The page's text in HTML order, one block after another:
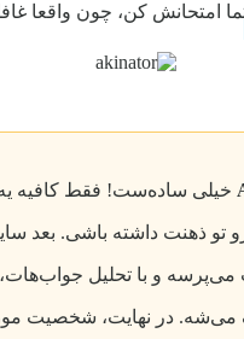
امتحانش کن، چون واقعا
خیلی ساده‌ست! فقط کافیه
تو ذهنت داشته باشی. بعد
می‌پرسه و با تحلیل
می‌شه. در نهایت، شخصیت